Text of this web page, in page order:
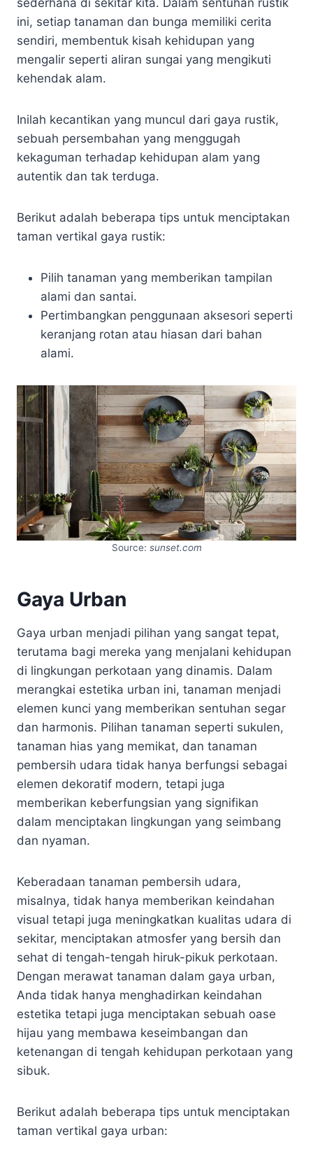
sederhana di sekitar kita. Dalam sentuhan rustik
ini, setiap tanaman dan bunga memiliki cerita
sendiri, membentuk kisah kehidupan yang
mengalir seperti aliran sungai yang mengikuti
kehendak alam.
Inilah kecantikan yang muncul dari gaya rustik,
sebuah persembahan yang menggugah
kekaguman terhadap kehidupan alam yang
autentik dan tak terduga.
Berikut adalah beberapa tips untuk menciptakan
taman vertikal gaya rustik:
Pilih tanaman yang memberikan tampilan
alami dan santai.
Pertimbangkan penggunaan aksesori seperti
keranjang rotan atau hiasan dari bahan
alami.
Source: sunset.com
Gaya Urban
Gaya urban menjadi pilihan yang sangat tepat,
terutama bagi mereka yang menjalani kehidupan
di lingkungan perkotaan yang dinamis. Dalam
merangkai estetika urban ini, tanaman menjadi
elemen kunci yang memberikan sentuhan segar
dan harmonis. Pilihan tanaman seperti sukulen,
tanaman hias yang memikat, dan tanaman
pembersih udara tidak hanya berfungsi sebagai
elemen dekoratif modern, tetapi juga
memberikan keberfungsian yang signifikan
dalam menciptakan lingkungan yang seimbang
dan nyaman.
Keberadaan tanaman pembersih udara,
misalnya, tidak hanya memberikan keindahan
visual tetapi juga meningkatkan kualitas udara di
sekitar, menciptakan atmosfer yang bersih dan
sehat di tengah-tengah hiruk-pikuk perkotaan.
Dengan merawat tanaman dalam gaya urban,
Anda tidak hanya menghadirkan keindahan
estetika tetapi juga menciptakan sebuah oase
hijau yang membawa keseimbangan dan
ketenangan di tengah kehidupan perkotaan yang
sibuk.
Berikut adalah beberapa tips untuk menciptakan
taman vertikal gaya urban: